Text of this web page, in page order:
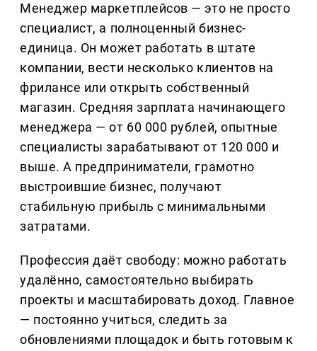
Менеджер маркетплейсов — это не просто
специалист, а полноценный бизнес-
единица. Он может работать в штате
компании, вести несколько клиентов на
фрилансе или открыть собственный
магазин. Средняя зарплата начинающего
менеджера — от 60 000 рублей, опытные
специалисты зарабатывают от 120 000 и
выше. А предприниматели, грамотно
выстроившие бизнес, получают
стабильную прибыль с минимальными
затратами.
Профессия даёт свободу: можно работать
удалённо, самостоятельно выбирать
проекты и масштабировать доход. Главное
— постоянно учиться, следить за
обновлениями площадок и быть готовым к